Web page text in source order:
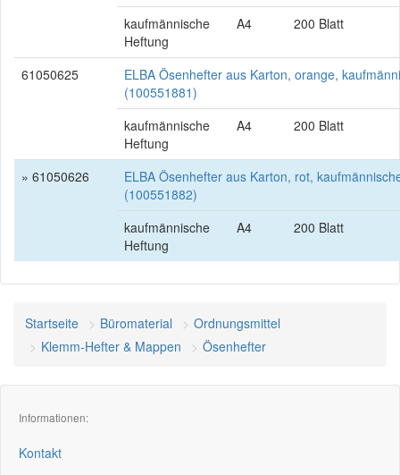
kaufmännische
Heftung
A4 200 Blatt
61050625
ELBA Ösenhefter aus Karton, orange,
(100551881)
kaufmännische
Heftung
A4 200 Blatt
» 61050626
ELBA Ösenhefter aus Karton, rot,
(100551882)
kaufmännische
Heftung
A4 200 Blatt
Startseite Büromaterial
Ordnungsmittel
Klemm-Hefter & Mappen
Ösenhefter
Informationen:
Kontakt